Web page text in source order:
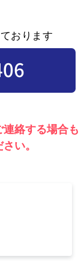
おります
絡する場合も
い。